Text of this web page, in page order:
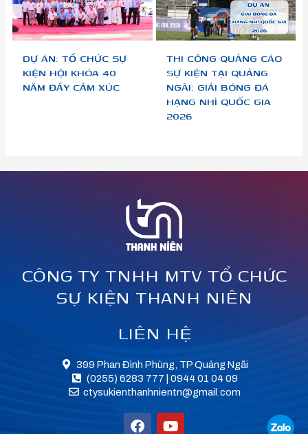
DỰ ÁN: TỔ CHỨC SỰ
KIỆN HỘI KHÓA 40
NĂM ĐẦY CẢM XÚC
THI CÔNG QUẢNG CÁO
SỰ KIỆN TẠI QUẢNG
NGÃI: GIẢI BÓNG ĐÁ
HẠNG NHÌ QUỐC GIA
2026
CÔNG TY TNHH MTV TỔ CHỨC
SỰ KIỆN THANH NIÊN
LIÊN HỆ
399 Phan Đình Phùng, TP Quảng Ngãi
(0255) 6283 777 | 0944 01 04 09
ctysukienthanhnientn@gmail.com
F
Y